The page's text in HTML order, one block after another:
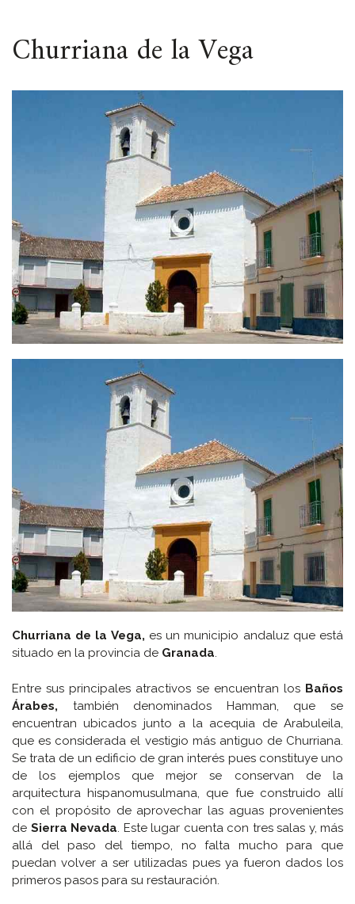
ESPACIO
Churriana de la Vega
Churriana de la Vega, es un municipio andaluz que está
situado en la provincia de Granada.
Entre sus principales atractivos se encuentran los Baños
Árabes, también denominados Hamman, que se
encuentran ubicados junto a la acequia de Arabuleila,
que es considerada el vestigio más antiguo de Churriana.
Se trata de un edificio de gran interés pues constituye uno
de los ejemplos que mejor se conservan de la
arquitectura hispanomusulmana, que fue construido allí
con el propósito de aprovechar las aguas provenientes
de Sierra Nevada . Este lugar cuenta con tres salas y, más
allá del paso del tiempo, no falta mucho para que
puedan volver a ser utilizadas pues ya fueron dados los
primeros pasos para su restauración.